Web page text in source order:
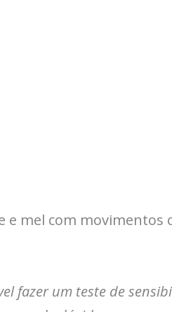
mel com movimentos
fazer um teste de